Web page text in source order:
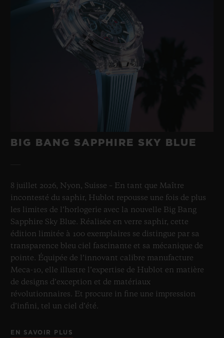
BIG BANG SAPPHIRE SKY BLUE
8 juillet 2026, Nyon, Suisse – En tant que Maître
incontesté du saphir, Hublot repousse une fois de plus
les limites de l’horlogerie avec la nouvelle Big Bang
Sapphire Sky Blue. Réalisée en verre saphir, cette
édition limitée à 100 exemplaires se distingue par sa
transparence bleu ciel fascinante et sa mécanique de
pointe. Équipée de l’innovant calibre manufacture
Meca-10, elle illustre l’expertise de Hublot en matière
de designs d’exception et de matériaux
révolutionnaires. Et procure in fine une impression
d’infini, tel un ciel d’été.
EN SAVOIR PLUS